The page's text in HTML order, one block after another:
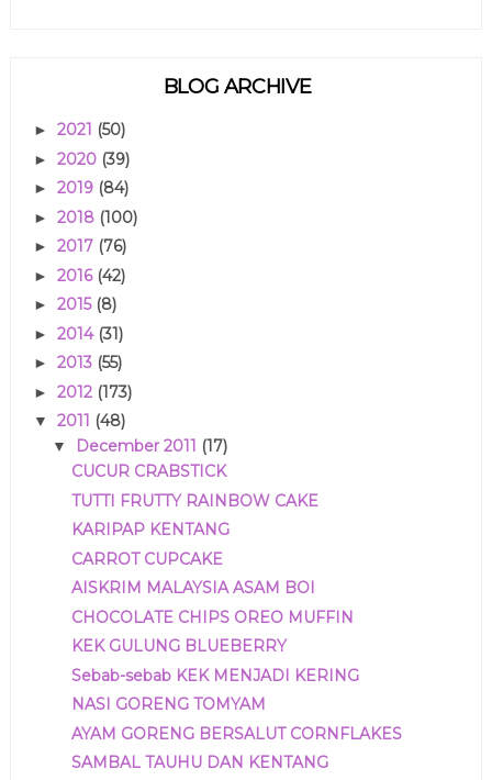
BLOG ARCHIVE
► 2021 (50)
► 2020 (39)
► 2019 (84)
► 2018 (100)
► 2017 (76)
► 2016 (42)
► 2015 (8)
► 2014 (31)
► 2013 (55)
► 2012 (173)
▼ 2011 (48)
▼ December 2011 (17)
CUCUR CRABSTICK
TUTTI FRUTTY RAINBOW CAKE
KARIPAP KENTANG
CARROT CUPCAKE
AISKRIM MALAYSIA ASAM BOI
CHOCOLATE CHIPS OREO MUFFIN
KEK GULUNG BLUEBERRY
Sebab-sebab KEK MENJADI KERING
NASI GORENG TOMYAM
AYAM GORENG BERSALUT CORNFLAKES
SAMBAL TAUHU DAN KENTANG